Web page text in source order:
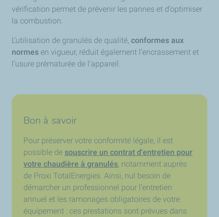
vérification permet de prévenir les pannes et d’optimiser
la combustion.
L’utilisation de granulés de qualité, conformes aux
normes en vigueur, réduit également l’encrassement et
l’usure prématurée de l’appareil.
Bon à savoir
Pour préserver votre conformité légale, il est
possible de souscrire un contrat d'entretien pour
votre chaudière à granulés, notamment auprès
de Proxi TotalEnergies. Ainsi, nul besoin de
démarcher un professionnel pour l’entretien
annuel et les ramonages obligatoires de votre
équipement : ces prestations sont prévues dans